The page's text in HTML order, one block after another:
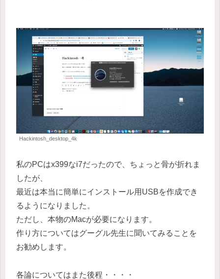
Hackintosh_desktop_4k
私のPCはx399なi7だったので、ちょっと骨が折れま
したが、
最近は本当に簡単にインストール用USBを作成でき
るようになりました。
ただし、本物のMacが必要になります。
作り方についてはグーグル先生に聞いてみることを
お勧めします。
各論についてはまた後程・・・・